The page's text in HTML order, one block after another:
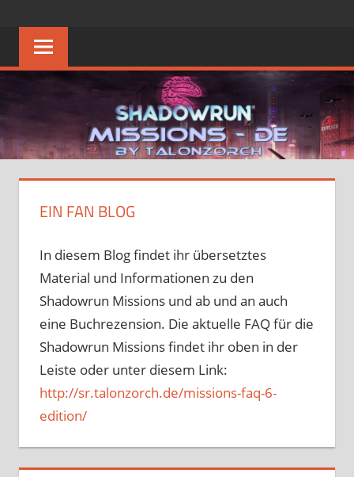
springen
MISSIONS
–
DE
Die
Heimat
Deutschen
Missions
FAQ
EIN FAN BLOG
In diesem Blog findet ihr übersetztes
Material und Informationen zu den
Shadowrun Missions und ab und an auch
eine Buchrezension. Die aktuelle FAQ für die
Shadowrun Missions findet ihr oben in der
Leiste oder unter diesem Link:
http://sr.talonzorch.de/missions-faq-6-
edition/